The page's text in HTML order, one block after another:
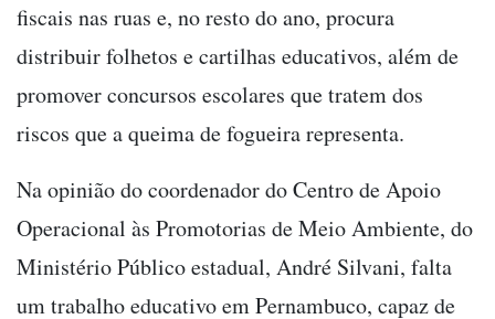
fiscais nas ruas e, no resto do ano, procura
distribuir folhetos e cartilhas educativos, além de
promover concursos escolares que tratem dos
riscos que a queima de fogueira representa.
Na opinião do coordenador do Centro de Apoio
Operacional às Promotorias de Meio Ambiente, do
Ministério Público estadual, André Silvani, falta
um trabalho educativo em Pernambuco, capaz de